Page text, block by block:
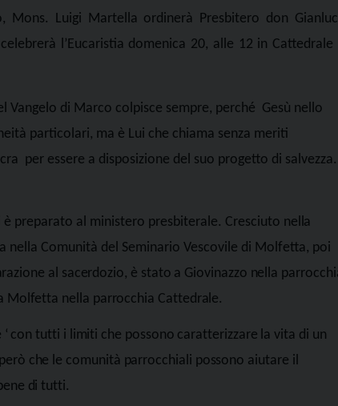
Mons. Luigi Martella ordinerà Presbitero don
l’Eucaristia domenica 20, alle 12 in Cattedrale
Vangelo di Marco colpisce sempre, perché Gesù nello
particolari, ma è Lui che chiama senza meriti
per essere a disposizione del suo progetto di salvezza.
preparato al ministero presbiterale. Cresciuto nella
nella Comunità del Seminario Vescovile di Molfetta, poi
al sacerdozio, è stato a Giovinazzo nella
Molfetta nella parrocchia Cattedrale.
con tutti i limiti che possono caratterizzare la vita di un
che le comunità parrocchiali possono aiutare il
di tutti.